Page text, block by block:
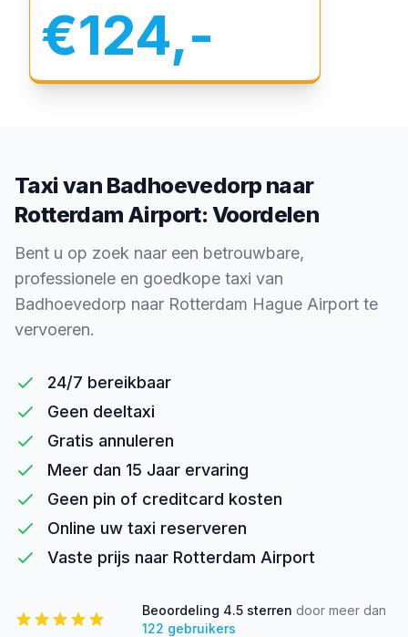
€124,-
Taxi van Badhoevedorp naar
Rotterdam Airport: Voordelen
Bent u op zoek naar een betrouwbare,
professionele en goedkope taxi van
Badhoevedorp naar Rotterdam Hague Airport te
vervoeren.
24/7 bereikbaar
Geen deeltaxi
Gratis annuleren
Meer dan 15 Jaar ervaring
Geen pin of creditcard kosten
Online uw taxi reserveren
Vaste prijs naar Rotterdam Airport
Beoordeling 4.5 sterren door meer dan
122 gebruikers